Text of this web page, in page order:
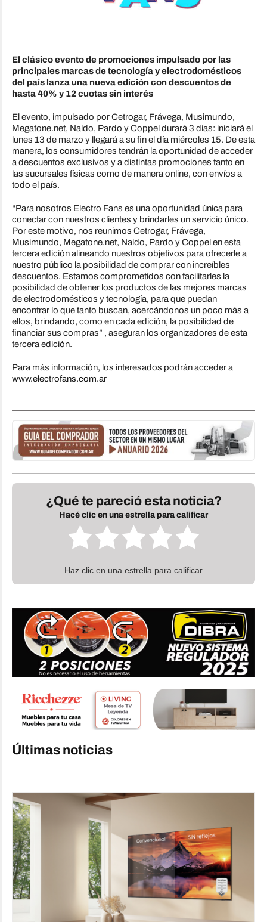
El clásico evento de promociones impulsado por las
principales marcas de tecnología y electrodomésticos
del país lanza una nueva edición con descuentos de
hasta 40% y 12 cuotas sin interés
El evento, impulsado por Cetrogar, Frávega, Musimundo,
Megatone.net, Naldo, Pardo y Coppel durará 3 días: iniciará el
lunes 13 de marzo y llegará a su fin el día miércoles 15. De esta
manera, los consumidores tendrán la oportunidad de acceder
a descuentos exclusivos y a distintas promociones tanto en
las sucursales físicas como de manera online, con envíos a
todo el país.
“Para nosotros Electro Fans es una oportunidad única para
conectar con nuestros clientes y brindarles un servicio único.
Por este motivo, nos reunimos Cetrogar, Frávega,
Musimundo, Megatone.net, Naldo, Pardo y Coppel en esta
tercera edición alineando nuestros objetivos para ofrecerle a
nuestro público la posibilidad de comprar con increíbles
descuentos. Estamos comprometidos con facilitarles la
posibilidad de obtener los productos de las mejores marcas
de electrodomésticos y tecnología, para que puedan
encontrar lo que tanto buscan, acercándonos un poco más a
ellos, brindando, como en cada edición, la posibilidad de
financiar sus compras” , aseguran los organizadores de esta
tercera edición.
Para más información, los interesados podrán acceder a
www.electrofans.com.ar
¿Qué te pareció esta noticia?
Hacé clic en una estrella para calificar
Haz clic en una estrella para calificar
Últimas noticias